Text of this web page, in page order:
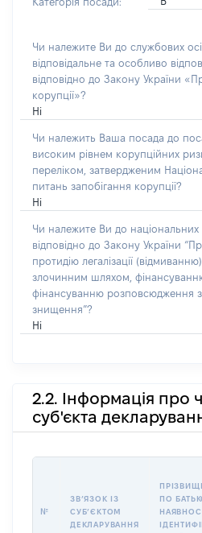
Чи належите Ви до службових
відповідальне та особливо
відповідно до Закону України
корупції»?
Ні
Чи належить Ваша посада до
високим рівнем корупційних
переліком, затвердженим
питань запобігання корупції?
Ні
Чи належите Ви до національних
відповідно до Закону України
протидію легалізації
злочинним шляхом,
фінансуванню розповсюдження
знищення”?
Ні
2.2. Інформація про
суб'єкта
№
ЗВʼЯЗОК ІЗ
СУБʼЄКТОМ
ДЕКЛАРУВАННЯ
ПО